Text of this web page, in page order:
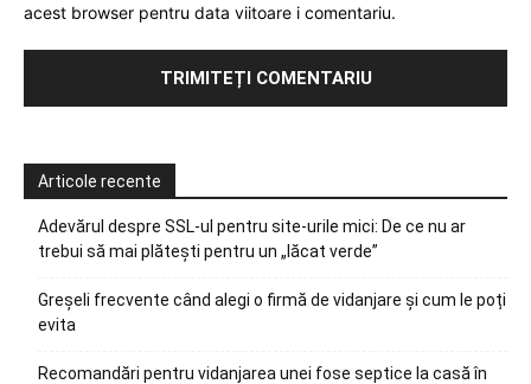
acest browser pentru data viitoare i comentariu.
Articole recente
Adevărul despre SSL-ul pentru site-urile mici: De ce nu ar
trebui să mai plătești pentru un „lăcat verde”
Greșeli frecvente când alegi o firmă de vidanjare și cum le poți
evita
Recomandări pentru vidanjarea unei fose septice la casă în